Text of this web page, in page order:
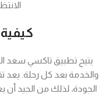
يتيح تطبيق تاكسي سعد
والخدمة بعد كل رحلة. يعد
الجودة، لذلك من الجيد